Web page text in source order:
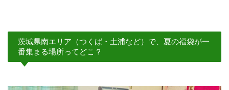
茨城県南エリア（つくば・土浦など）で、夏の福袋が一
番集まる場所ってどこ？